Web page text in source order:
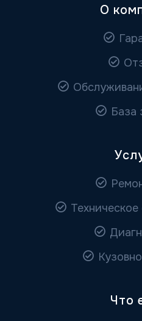
О
База
Что